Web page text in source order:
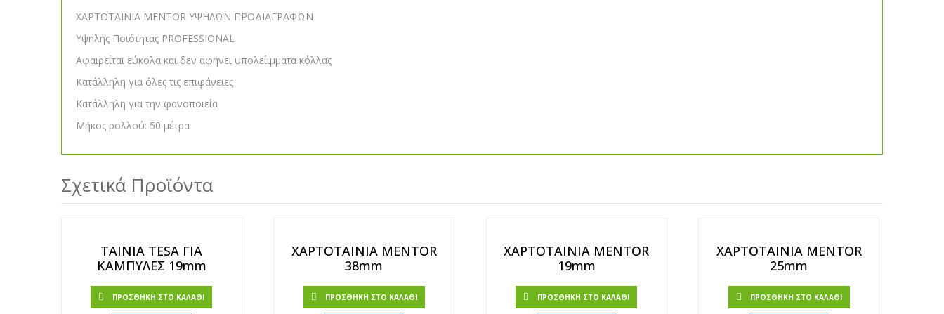
ΧΑΡΤΟΤΑΙΝΙΑ MENTOR ΥΨΗΛΩΝ ΠΡΟΔΙΑΓΡΑΦΩΝ
Υψηλής Ποιότητας PROFESSIONAL
Αφαιρείται εύκολα και δεν αφήνει υπολείιμματα κόλλας
Κατάλληλη για όλες τις επιφάνειες
Κατάλληλη για την φανοποιεία
Μήκος ρολλού: 50 μέτρα
Σχετικά Προϊόντα
ΤΑΙΝΙΑ TESA ΓΙΑ
ΚΑΜΠΥΛΕΣ 19mm
ΠΡΟΣΘΉΚΗ ΣΤΟ ΚΑΛΆΘΙ
ΧΑΡΤΟΤΑΙΝΙΑ MENTOR
38mm
ΠΡΟΣΘΉΚΗ ΣΤΟ ΚΑΛΆΘΙ
ΧΑΡΤΟΤΑΙΝΙΑ MENTOR
19mm
ΠΡΟΣΘΉΚΗ ΣΤΟ ΚΑΛΆΘΙ
ΧΑΡΤΟΤΑΙΝΙΑ MENTOR
25mm
ΠΡΟΣΘΉΚΗ ΣΤΟ ΚΑΛΆΘΙ